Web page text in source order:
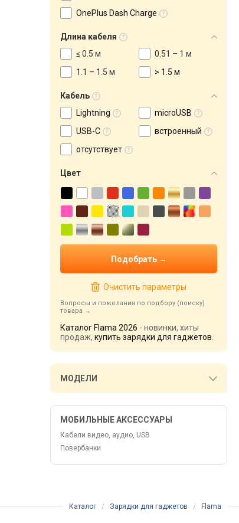
OnePlus Dash Charge
Длина кабеля
≤ 0.5 м
0.51 – 1 м
1.1 – 1.5 м
> 1.5 м
Кабель
Lightning
microUSB
USB-C
встроенный
отсутствует
Цвет
Очистить параметры
Вопросы и пожелания по подбору (поиску)
товара
Каталог Flama 2026 - новинки, хиты
продаж, купить зарядки для гаджетов
МОДЕЛИ
МОБИЛЬНЫЕ АКСЕССУАРЫ
Кабели видео, аудио, USB
Повербанки
Каталог / Зарядки для гаджетов / Flama